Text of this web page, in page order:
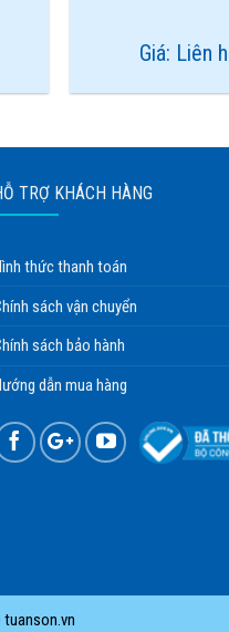
Giá: Liên
TRỢ KHÁCH HÀNG
thức thanh toán
sách vận chuyển
sách bảo hành
dẫn mua hàng